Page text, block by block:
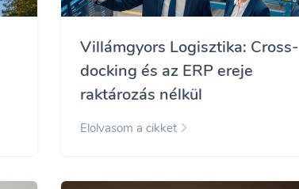
Villámgyors Logisztika: Cross-
docking és az ERP ereje
raktározás nélkül
Elolvasom a cikket